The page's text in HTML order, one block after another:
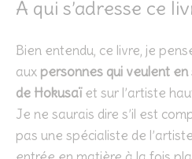
A qui s’adresse ce
Bien entendu, ce livre, je
aux personnes qui veulent en
de Hokusaïet sur l’artiste
Je ne saurais dire s’il est
pas une spécialiste de